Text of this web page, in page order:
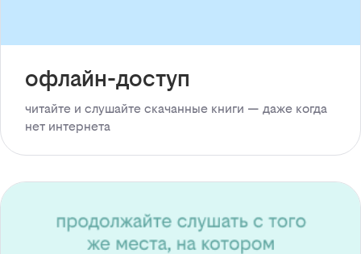
офлайн-доступ
читайте и слушайте скачанные книги — даже когда
нет интернета